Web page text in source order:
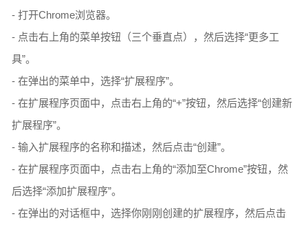
- 打开Chrome浏览器。
- 点击右上角的菜单按钮（三个垂直点），然后选择“更多工
具”。
- 在弹出的菜单中，选择“扩展程序”。
- 在扩展程序页面中，点击右上角的“+”按钮，然后选择“创建新
扩展程序”。
- 输入扩展程序的名称和描述，然后点击“创建”。
- 在扩展程序页面中，点击右上角的“添加至Chrome”按钮，然
后选择“添加扩展程序”。
- 在弹出的对话框中，选择你刚刚创建的扩展程序，然后点击